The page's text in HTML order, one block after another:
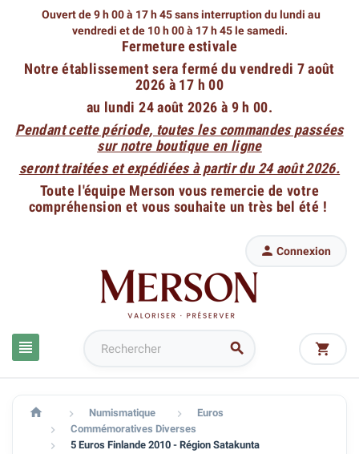
Ouvert de 9 h 00 à 17 h 45 sans interruption du lundi au
vendredi et de 10 h 00 à 17 h 45 le samedi.
Fermeture estivale
Notre établissement sera fermé du vendredi 7 août
2026 à 17 h 00
au lundi 24 août 2026 à 9 h 00.
Pendant cette période, toutes les commandes passées
sur notre boutique en ligne
seront traitées et expédiées à partir du 24 août 2026.
Toute l'équipe Merson vous remercie de votre
compréhension et vous souhaite un très bel été !
 
 Connexion

  Numismatique  Euros
 Commémoratives Diverses
 5 Euros Finlande 2010 - Région Satakunta